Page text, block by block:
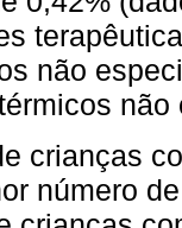
não
não
crianças
número